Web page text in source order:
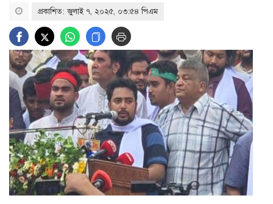
প্রকাশিত: জুলাই ৭, ২০২৫, ০৩:৫৪ পিএম